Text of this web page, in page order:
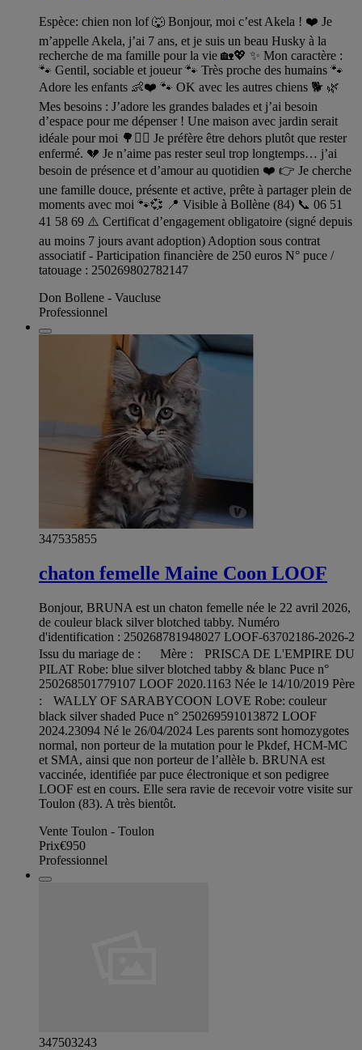
Espèce: chien non lof 🐺 Bonjour, moi c’est Akela ! ❤️ Je
m’appelle Akela, j’ai 7 ans, et je suis un beau Husky à la
recherche de ma famille pour la vie 🏡💖 ✨ Mon caractère :
🐾 Gentil, sociable et joueur 🐾 Très proche des humains 🐾
Adore les enfants 👶❤️ 🐾 OK avec les autres chiens 🐕 🌿
Mes besoins : J’adore les grandes balades et j’ai besoin
d’espace pour me dépenser ! Une maison avec jardin serait
idéale pour moi 🌳🏃‍♂️ Je préfère être dehors plutôt que rester
enfermé. 💔 Je n’aime pas rester seul trop longtemps… j’ai
besoin de présence et d’amour au quotidien ❤️ 👉 Je cherche
une famille douce, présente et active, prête à partager plein de
moments avec moi 🐾💞 📍 Visible à Bollène (84) 📞 06 51
41 58 69 ⚠️ Certificat d’engagement obligatoire (signé depuis
au moins 7 jours avant adoption) Adoption sous contrat
associatif - Participation financière de 250 euros N° puce /
tatouage : 250269802782147
Don Bollene - Vaucluse
Professionnel
347535855
chaton femelle Maine Coon LOOF
Bonjour, BRUNA est un chaton femelle née le 22 avril 2026,
de couleur black silver blotched tabby. Numéro
d'identification : 250268781948027 LOOF-63702186-2026-2
Issu du mariage de : Mère : PRISCA DE L'EMPIRE DU
PILAT Robe: blue silver blotched tabby & blanc Puce n°
250268501779107 LOOF 2020.1163 Née le 14/10/2019 Père
: WALLY OF SARABYCOON LOVE Robe: couleur
black silver shaded Puce n° 250269591013872 LOOF
2024.23094 Né le 26/04/2024 Les parents sont homozygotes
normal, non porteur de la mutation pour le Pkdef, HCM-MC
et SMA, ainsi que non porteur de l’allèle b. BRUNA est
vaccinée, identifiée par puce électronique et son pedigree
LOOF est en cours. Elle sera ravie de recevoir votre visite sur
Toulon (83). A très bientôt.
Vente Toulon - Toulon
Prix€950
Professionnel
347503243